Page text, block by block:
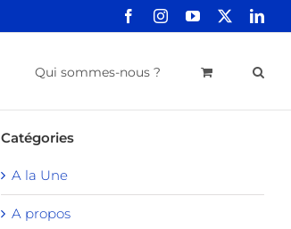
FacebookInstagramYouTube
Qui sommes-nous ?
Catégories
A la Une
A propos